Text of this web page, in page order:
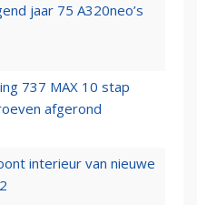
jaar 75 A320neo’s
737 MAX 10 stap
afgerond
interieur van nieuwe